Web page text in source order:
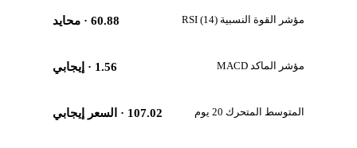
مؤشر القوة النسبية RSI (14) 60.88· محايد
مؤشر الماكد MACD 1.56· إيجابي
المتوسط المتحرك 20 يوم 107.02· السعر إيجابي